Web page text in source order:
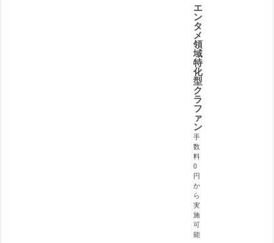
エ
ン
タ
メ
領
域
特
化
型
ク
ラ
フ
ァ
ン
手
数
料
0
円
か
ら
実
施
可
能